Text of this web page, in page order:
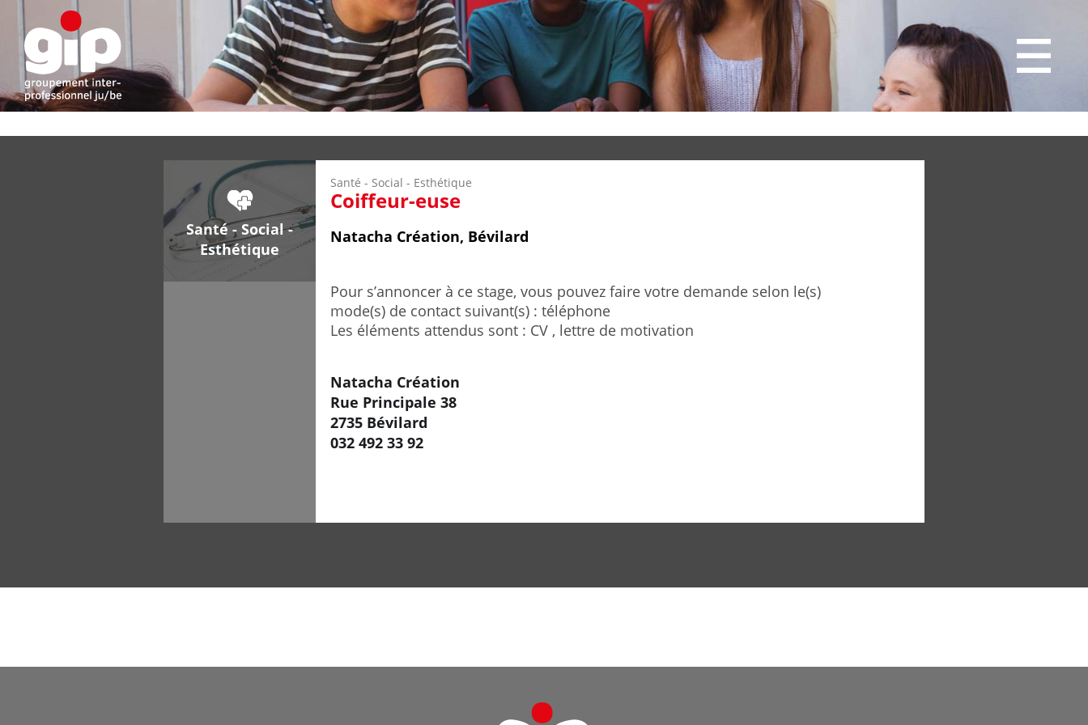
Santé - Social -
Esthétique
Santé - Social - Esthétique
Coiffeur-euse
Natacha Création, Bévilard
Pour s’annoncer à ce stage, vous pouvez faire votre demande selon le(s)
mode(s) de contact suivant(s) : téléphone
Les éléments attendus sont : CV , lettre de motivation
Natacha Création
Rue Principale 38
2735 Bévilard
032 492 33 92